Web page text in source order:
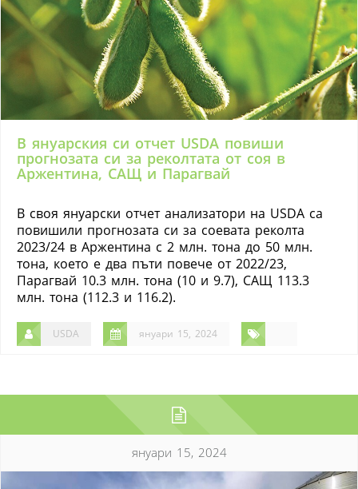
В януарския си отчет USDA повиши
прогнозата си за реколтата от соя в
Аржентина, САЩ и Парагвай
В своя януарски отчет анализатори на USDA са
повишили прогнозата си за соевата реколта
2023/24 в Аржентина с 2 млн. тона до 50 млн.
тона, което е два пъти повече от 2022/23,
Парагвай 10.3 млн. тона (10 и 9.7), САЩ 113.3
млн. тона (112.3 и 116.2).
USDA януари 15, 2024
януари 15, 2024